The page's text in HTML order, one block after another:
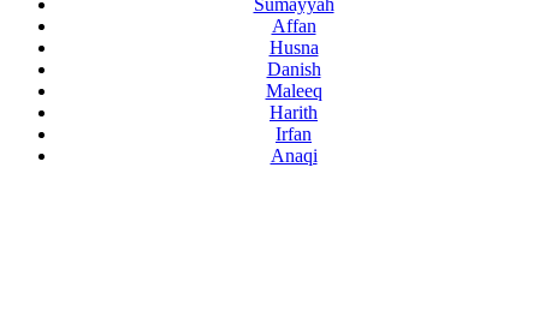
Affan
Husna
Danish
Maleeq
Harith
Irfan
Anaqi